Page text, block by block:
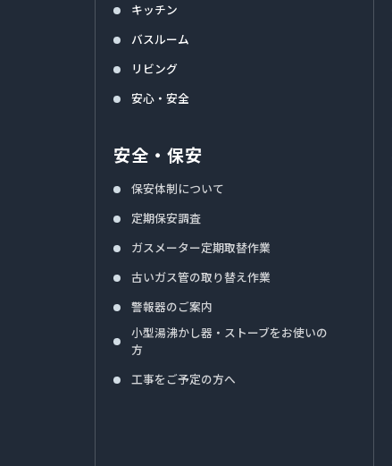
キッチン
バスルーム
リビング
安心・安全
安全・保安
保安体制について
定期保安調査
ガスメーター定期取替作業
古いガス管の取り替え作業
警報器のご案内
小型湯沸かし器・ストーブをお使いの
方
工事をご予定の方へ